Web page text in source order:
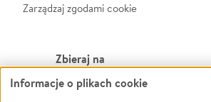
Zarządzaj zgodami cookie
Zbieraj na
Leczenie
Informacje o plikach cookie